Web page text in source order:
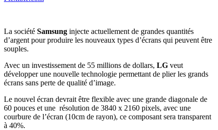
La société Samsung injecte actuellement de grandes quantités
d’argent pour produire les nouveaux types d’écrans qui peuvent être
souples.
Avec un investissement de 55 millions de dollars, LG veut
développer une nouvelle technologie permettant de plier les grands
écrans sans perte de qualité d’image.
Le nouvel écran devrait être flexible avec une grande diagonale de
60 pouces et une résolution de 3840 x 2160 pixels, avec une
courbure de l’écran (10cm de rayon), ce composant sera transparent
à 40%.